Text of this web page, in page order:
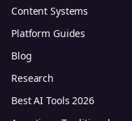
Content Systems
Platform Guides
Blog
Research
Best AI Tools 2026